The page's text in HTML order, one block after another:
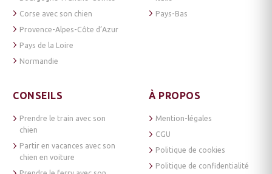
Corse avec son chien
Provence-Alpes-Côte d’Azur
Pays de la Loire
Normandie
Pays-Bas
CONSEILS
Prendre le train avec son
chien
Partir en vacances avec son
chien en voiture
À PROPOS
Mention-légales
CGU
Politique de cookies
Politique de confidentialité